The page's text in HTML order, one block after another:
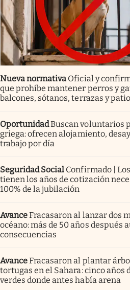
Nueva normativa Oficial y
que prohíbe mantener perros y
balcones, sótanos, terrazas y
OportunidadBuscan voluntarios
griega: ofrecen alojamiento,
trabajo por día
Seguridad Social Confirmado |
tienen los años de cotización
100% de la jubilación
AvanceFracasaron al lanzar dos
océano: más de 50 años después
consecuencias
AvanceFracasaron al plantar
tortugas en el Sahara: cinco años
verdes donde antes había arena